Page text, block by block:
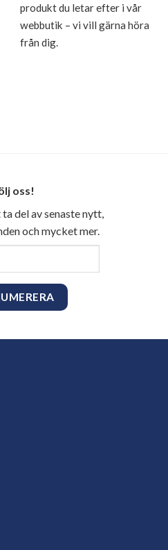
produkt du letar efter i vår
webbutik – vi vill gärna höra
från dig.
oss!
del av senaste nytt,
och mycket mer.